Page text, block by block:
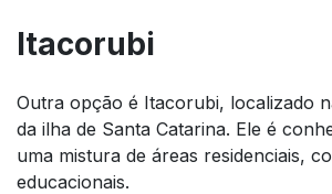
Itacorubi
Outra opção é Itacorubi, localizado
da ilha de Santa Catarina. Ele é
uma mistura de áreas residenciais,
educacionais.